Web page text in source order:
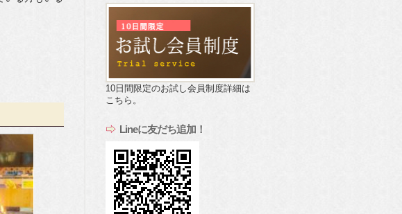
10日間限定のお試し会員制度詳細は
こちら。
Lineに友だち追加！